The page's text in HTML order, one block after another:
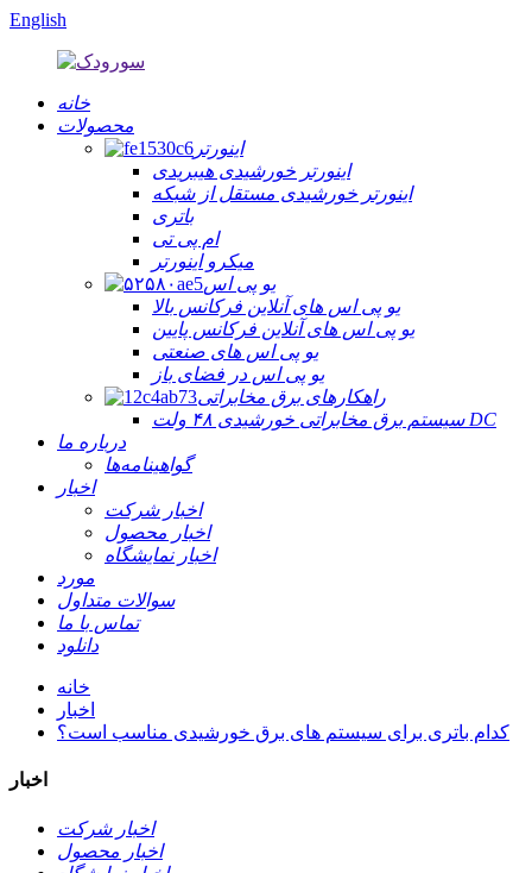
English
خانه
محصولات
اینورتر
اینورتر خورشیدی هیبریدی
اینورتر خورشیدی مستقل از شبکه
باتری
ام پی تی
میکرو اینورتر
یو پی اس
یو پی اس های آنلاین فرکانس بالا
یو پی اس های آنلاین فرکانس پایین
یو پی اس های صنعتی
یو پی اس در فضای باز
راهکارهای برق مخابراتی
سیستم برق مخابراتی خورشیدی ۴۸ ولت DC
درباره ما
گواهینامه‌ها
اخبار
اخبار شرکت
اخبار محصول
اخبار نمایشگاه
مورد
سوالات متداول
تماس با ما
دانلود
خانه
اخبار
کدام باتری برای سیستم های برق خورشیدی مناسب است؟
اخبار
اخبار شرکت
اخبار محصول